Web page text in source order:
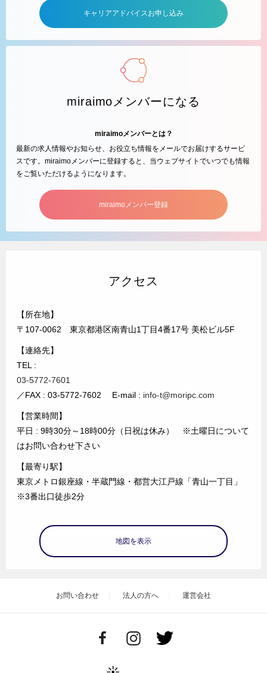
キャリアアドバイスお申し込み
miraimoメンバーになる
miraimoメンバーとは？
最新の求人情報やお知らせ、お役立ち情報をメールでお届けするサービ
スです。miraimoメンバーに登録すると、当ウェブサイトでいつでも情報
をご覧いただけるようになります。
miraimoメンバー登録
アクセス
【所在地】
〒107-0062 東京都港区南青山1丁目4番17号 美松ビル5F
【連絡先】
TEL :
03-5772-7601
／FAX : 03-5772-7602 E-mail : info-t@moripc.com
【営業時間】
平日 : 9時30分～18時00分（日祝は休み） ※土曜日について
はお問い合わせ下さい
【最寄り駅】
東京メトロ銀座線・半蔵門線・都営大江戸線「青山一丁目」
※3番出口徒歩2分
地図を表示
お問い合わせ 法人の方へ 運営会社